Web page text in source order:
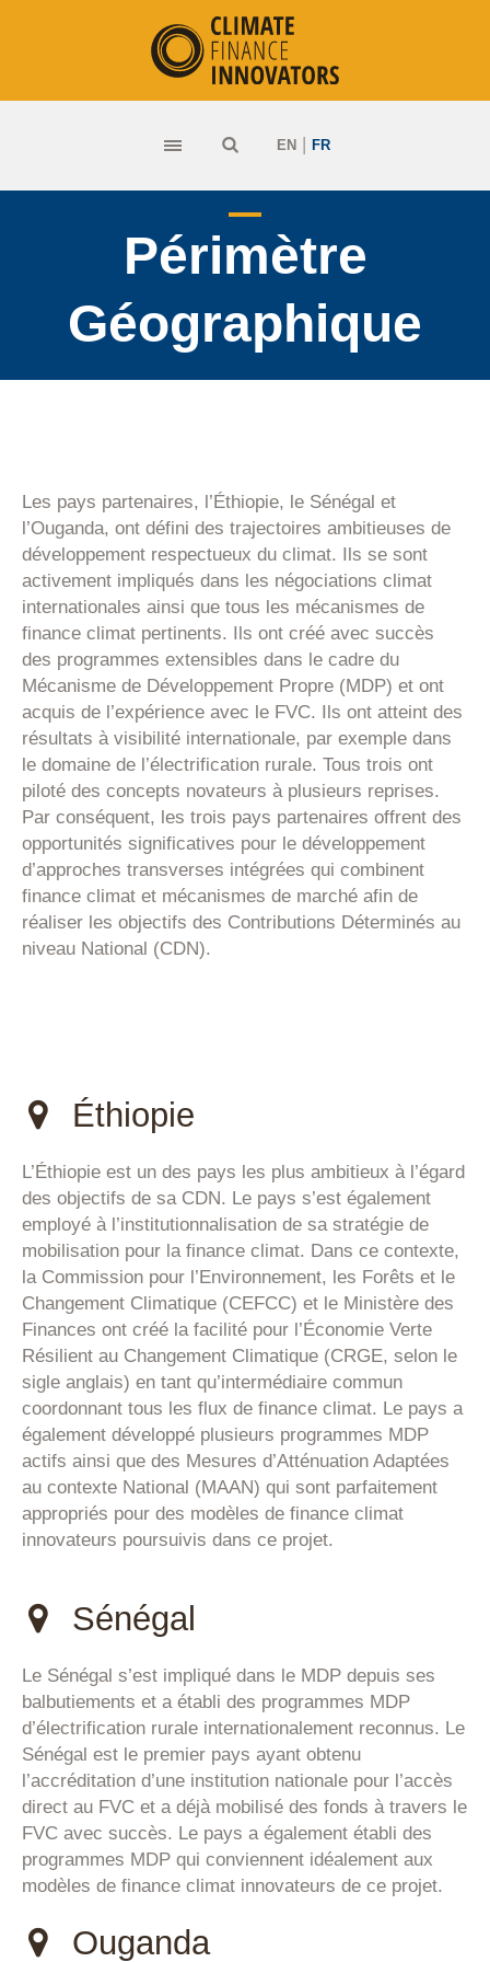
EN| FR
Périmètre
Géographique
Les pays partenaires, l’Éthiopie, le Sénégal et
l’Ouganda, ont défini des trajectoires ambitieuses de
développement respectueux du climat. Ils se sont
activement impliqués dans les négociations climat
internationales ainsi que tous les mécanismes de
finance climat pertinents. Ils ont créé avec succès
des programmes extensibles dans le cadre du
Mécanisme de Développement Propre (MDP) et ont
acquis de l’expérience avec le FVC. Ils ont atteint des
résultats à visibilité internationale, par exemple dans
le domaine de l’électrification rurale. Tous trois ont
piloté des concepts novateurs à plusieurs reprises.
Par conséquent, les trois pays partenaires offrent des
opportunités significatives pour le développement
d’approches transverses intégrées qui combinent
finance climat et mécanismes de marché afin de
réaliser les objectifs des Contributions Déterminés au
niveau National (CDN).
Éthiopie
L’Éthiopie est un des pays les plus ambitieux à l’égard
des objectifs de sa CDN. Le pays s’est également
employé à l’institutionnalisation de sa stratégie de
mobilisation pour la finance climat. Dans ce contexte,
la Commission pour l’Environnement, les Forêts et le
Changement Climatique (CEFCC) et le Ministère des
Finances ont créé la facilité pour l’Économie Verte
Résilient au Changement Climatique (CRGE, selon le
sigle anglais) en tant qu’intermédiaire commun
coordonnant tous les flux de finance climat. Le pays a
également développé plusieurs programmes MDP
actifs ainsi que des Mesures d’Atténuation Adaptées
au contexte National (MAAN) qui sont parfaitement
appropriés pour des modèles de finance climat
innovateurs poursuivis dans ce projet.
Sénégal
Le Sénégal s’est impliqué dans le MDP depuis ses
balbutiements et a établi des programmes MDP
d’électrification rurale internationalement reconnus. Le
Sénégal est le premier pays ayant obtenu
l’accréditation d’une institution nationale pour l’accès
direct au FVC et a déjà mobilisé des fonds à travers le
FVC avec succès. Le pays a également établi des
programmes MDP qui conviennent idéalement aux
modèles de finance climat innovateurs de ce projet.
Ouganda